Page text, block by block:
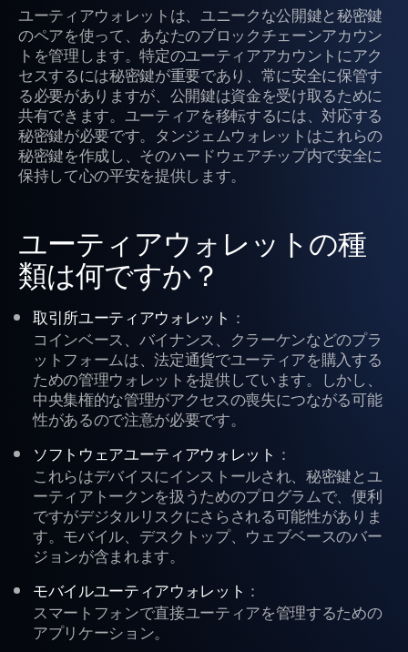
ユーティアウォレットは、ユニークな公開鍵と秘密鍵
のペアを使って、あなたのブロックチェーンアカウン
トを管理します。特定のユーティアアカウントにアク
セスするには秘密鍵が重要であり、常に安全に保管す
る必要がありますが、公開鍵は資金を受け取るために
共有できます。ユーティアを移転するには、対応する
秘密鍵が必要です。タンジェムウォレットはこれらの
秘密鍵を作成し、そのハードウェアチップ内で安全に
保持して心の平安を提供します。
ユーティアウォレットの種
類は何ですか？
取引所ユーティアウォレット ：
コインベース、バイナンス、クラーケンなどのプラ
ットフォームは、法定通貨でユーティアを購入する
ための管理ウォレットを提供しています。しかし、
中央集権的な管理がアクセスの喪失につながる可能
性があるので注意が必要です。
ソフトウェアユーティアウォレット ：
これらはデバイスにインストールされ、秘密鍵とユ
ーティアトークンを扱うためのプログラムで、便利
ですがデジタルリスクにさらされる可能性がありま
す。モバイル、デスクトップ、ウェブベースのバー
ジョンが含まれます。
モバイルユーティアウォレット ：
スマートフォンで直接ユーティアを管理するための
アプリケーション。